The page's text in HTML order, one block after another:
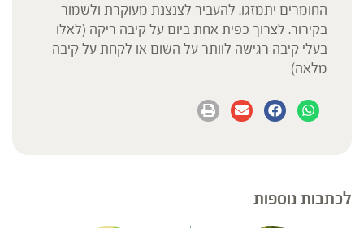
החומרים יתמזגו. להעביר לצנצנת מעוקרת ולשמור
בקירור. לצרוך כפית אחת ביום על קיבה ריקה (לאלו
בעלי קיבה רגישה לוותר על השום או לקחת על קיבה
מלאה)
לכתבות נוספות